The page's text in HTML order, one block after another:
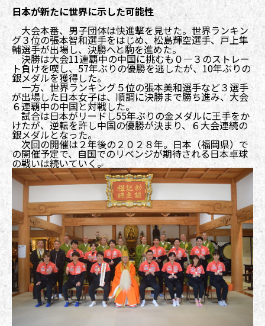
日本が新たに世界に示した可能性
大会本番、男子団体は快進撃を見せた。世界ランキン
グ３位の張本智和選手をはじめ、松島輝空選手、戸上隼
輔選手が出場し、決勝へと駒を進めた。
決勝は大会11連覇中の中国に挑むも０―３のストレー
ト負けを喫し、57年ぶりの優勝を逃したが、10年ぶりの
銀メダルを獲得した。
一方、世界ランキング５位の張本美和選手など３選手
が出場した日本女子は、順調に決勝まで勝ち進み、大会
６連覇中の中国と対戦した。
試合は日本がリードし55年ぶりの金メダルに王手をか
けたが、逆転を許し中国の優勝が決まり、６大会連続の
銀メダルとなった。
次回の開催は２年後の２０２８年。日本（福岡県）で
の開催予定で、自国でのリベンジが期待される日本卓球
の戦いは続いていく。